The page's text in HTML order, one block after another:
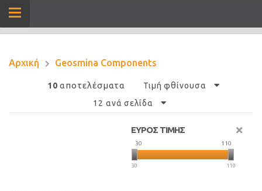
Αρχική Geosmina Components
10 αποτελέσματα
Τιμή φθίνουσα
12 ανά σελίδα
ΕΥΡΟΣ ΤΙΜΗΣ
30 110
30 110